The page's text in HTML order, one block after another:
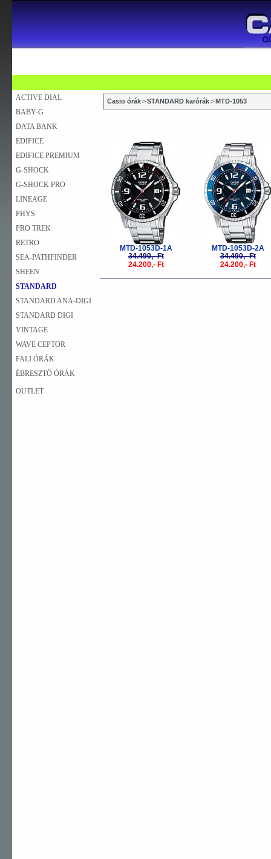
ACTIVE DIAL
BABY-G
DATA BANK
EDIFICE
EDIFICE PREMIUM
G-SHOCK
G-SHOCK PRO
LINEAGE
PHYS
PRO TREK
RETRO
SEA-PATHFINDER
SHEEN
STANDARD
STANDARD ANA-DIGI
STANDARD DIGI
VINTAGE
WAVE CEPTOR
FALI ÓRÁK
ÉBRESZTŐ ÓRÁK
OUTLET
Casio órák>STANDARD karórák>MTD-1053
MTD-1053D-1A
34.490,- Ft
24.200,- Ft
MTD-1053D-2A
34.490,- Ft
24.200,- Ft